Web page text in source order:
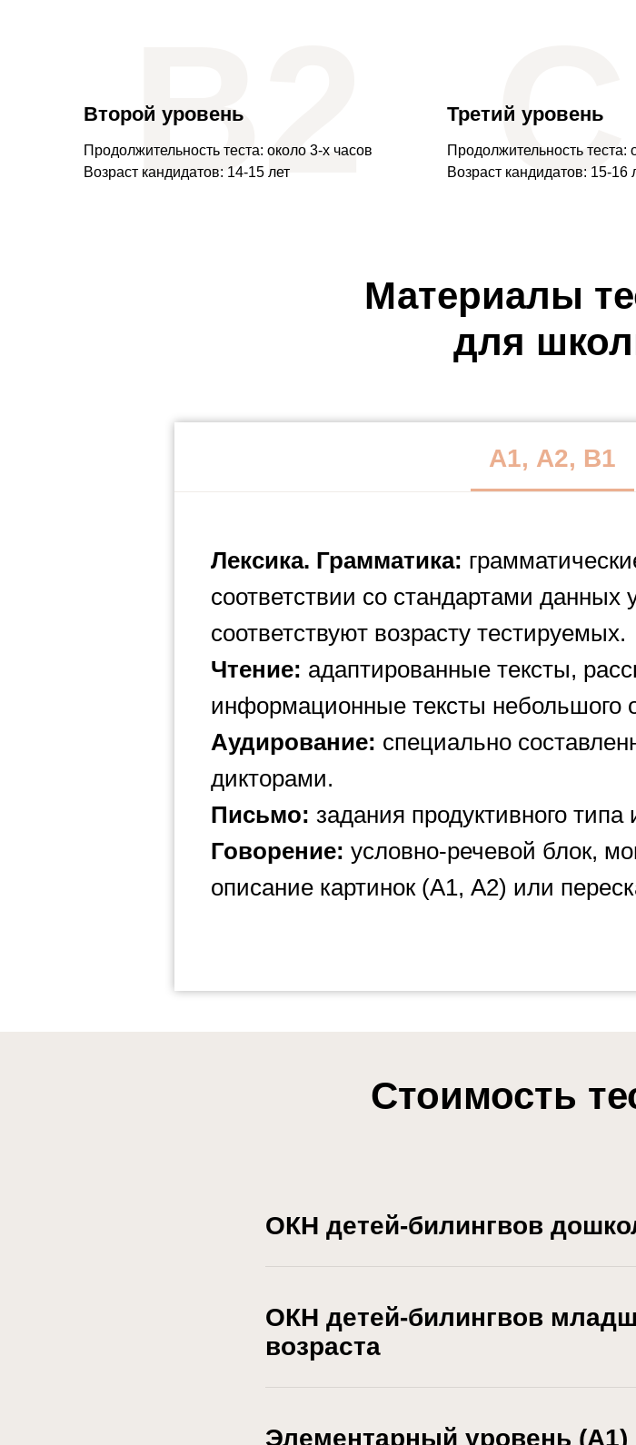
Второй уровень
Продолжительность теста: около 3-х часов
Возраст кандидатов: 14-15 лет
В2 Третий уровень
Продолжительность теста:
Возраст кандидатов: 15-16
Материалы
для
А1, А2, В1
Лексика. Грамматика:
соответствии со стандартами
соответствуют возрасту тестируемых.
Чтение: адаптированные тексты,
информационные тексты небольшого
Аудирование: специально
дикторами.
Письмо: задания продуктивного типа
Говорение: условно-речевой блок,
описание картинок (А1, А2) или
Стоимость
ОКН детей-билингвов
ОКН детей-билингвов
возраста
Элементарный уровень (А1)